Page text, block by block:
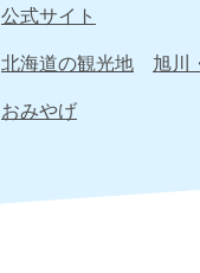
公式サイト
北海道の観光地
旭川
おみやげ